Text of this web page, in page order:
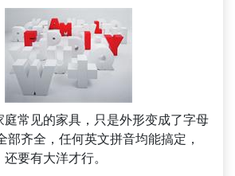
常见的家具，只是外形变成了字母
齐全，任何英文拼音均能搞定，
要有大洋才行。